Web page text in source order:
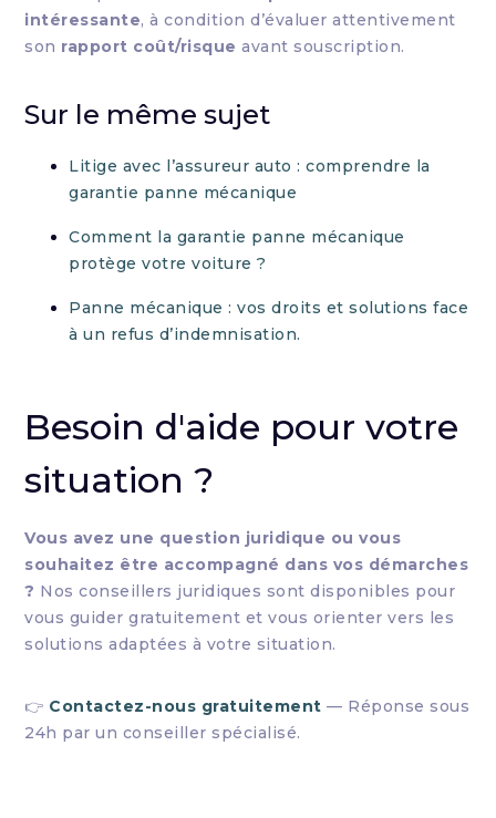
intéressante, à condition d’évaluer attentivement
son rapport coût/risque avant souscription.
Sur le même sujet
Litige avec l’assureur auto : comprendre la
garantie panne mécanique
Comment la garantie panne mécanique
protège votre voiture ?
Panne mécanique : vos droits et solutions face
à un refus d’indemnisation.
Besoin d'aide pour votre
situation ?
Vous avez une question juridique ou vous
souhaitez être accompagné dans vos démarches
? Nos conseillers juridiques sont disponibles pour
vous guider gratuitement et vous orienter vers les
solutions adaptées à votre situation.
👉 Contactez-nous gratuitement — Réponse sous
24h par un conseiller spécialisé.